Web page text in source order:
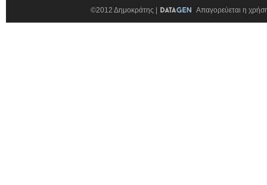
©2012 Δημοκράτης | Απαγορεύεται η